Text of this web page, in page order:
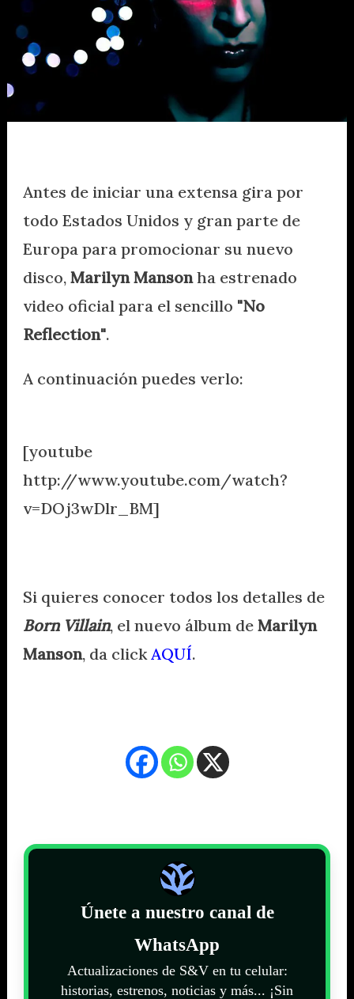
Antes de iniciar una extensa gira por
todo Estados Unidos y gran parte de
Europa para promocionar su nuevo
disco, Marilyn Mansonha estrenado
video oficial para el sencillo "No
Reflection".
A continuación puedes verlo:
[youtube
http://www.youtube.com/watch?
v=DOj3wDlr_BM]
Si quieres conocer todos los detalles de
Born Villain, el nuevo álbum de Marilyn
Manson, da click AQUÍ.
Únete a nuestro canal de
WhatsApp
Actualizaciones de S&V en tu celular:
historias, estrenos, noticias y más... ¡Sin